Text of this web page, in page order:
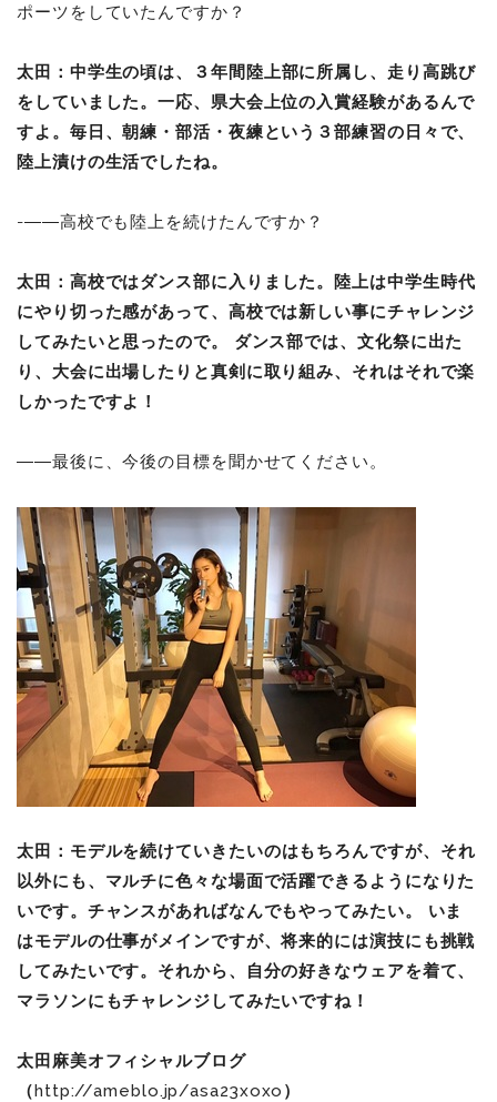
ポーツをしていたんですか？
太田： 中学生の頃は、３年間陸上部に所属し、走り高跳び
をしていました。一応、県大会上位の入賞経験があるんで
すよ。毎日、朝練・部活・夜練という３部練習の日々で、
陸上漬けの生活でしたね。
-――高校でも陸上を続けたんですか？
太田： 高校ではダンス部に入りました。陸上は中学生時代
にやり切った感があって、高校では新しい事にチャレンジ
してみたいと思ったので。 ダンス部では、文化祭に出た
り、大会に出場したりと真剣に取り組み、それはそれで楽
しかったですよ！
――最後に、今後の目標を聞かせてください。
太田： モデルを続けていきたいのはもちろんですが、それ
以外にも、マルチに色々な場面で活躍できるようになりた
いです。チャンスがあればなんでもやってみたい。 いま
はモデルの仕事がメインですが、将来的には演技にも挑戦
してみたいです。それから、自分の好きなウェアを着て、
マラソンにもチャレンジしてみたいですね！
太田麻美オフィシャルブログ
（http://ameblo.jp/asa23xoxo ）